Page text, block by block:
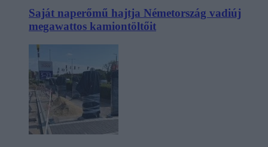
Saját naperőmű hajtja Németország vadiúj
megawattos kamiontöltőit